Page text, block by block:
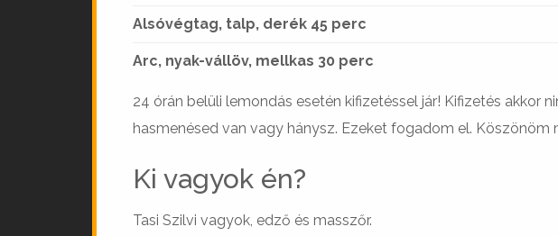
Alsóvégtag, talp, derék 45 perc
Arc, nyak-vállöv, mellkas 30 perc
24 órán belüli lemondás esetén kifizetéssel jár! Kifizetés akkor
hasmenésed van vagy hánysz. Ezeket fogadom el. Köszönöm
Ki vagyok én?
Tasi Szilvi vagyok, edző és masszőr.